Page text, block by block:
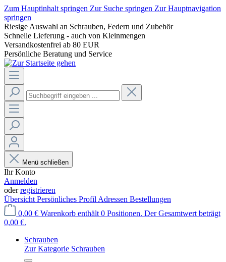
Zum Hauptinhalt springen Zur Suche springen Zur Hauptnavigation
springen
Riesige Auswahl an Schrauben, Federn und Zubehör
Schnelle Lieferung - auch von Kleinmengen
Versandkostenfrei ab 80 EUR
Persönliche Beratung und Service
Menü schließen
Ihr Konto
Anmelden
oderregistrieren
Übersicht Persönliches Profil Adressen Bestellungen
0,00 € Warenkorb enthält 0 Positionen. Der Gesamtwert beträgt
0,00 €.
Schrauben
Zur Kategorie Schrauben